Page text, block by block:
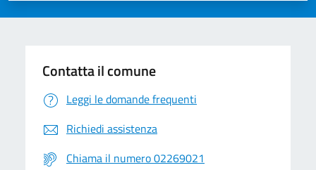
Contatta il comune
Leggi le domande frequenti
Richiedi assistenza
Chiama il numero 02269021